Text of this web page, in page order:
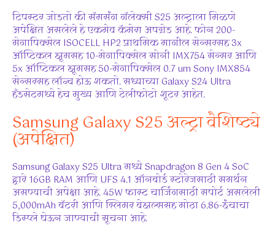
टिपस्टर जोडतो की सॅमसंग गॅलेक्सी S25 अल्ट्राला मिळणे
अपेक्षित असलेले हे एकमेव कॅमेरा अपग्रेड आहे. फोन 200-
मेगापिक्सेल ISOCELL HP2 प्राथमिक मागील सेन्सरसह 3x
ऑप्टिकल झूमसह 10-मेगापिक्सेल सोनी IMX754 सेन्सर आणि
5x ऑप्टिकल झूमसह 50-मेगापिक्सेल 0.7 um Sony IMX854
सेन्सरसह लॉन्च होऊ शकतो. सध्याच्या Galaxy S24 Ultra
हँडसेटमध्ये हेच मुख्य आणि टेलीफोटो शूटर आहेत.
Samsung Galaxy S25 अल्ट्रा वैशिष्ट्ये
(अपेक्षित)
Samsung Galaxy S25 Ultra मध्ये Snapdragon 8 Gen 4 SoC
द्वारे 16GB RAM आणि UFS 4.1 ऑनबोर्ड स्टोरेजसाठी समर्थन
असण्याची अपेक्षा आहे. 45W फास्ट चार्जिंगसाठी सपोर्ट असलेली
5,000mAh बॅटरी आणि स्लिमर बेझल्ससह मोठा 6.86-इंचाचा
डिस्प्ले घेऊन जाण्याची सूचना आहे.